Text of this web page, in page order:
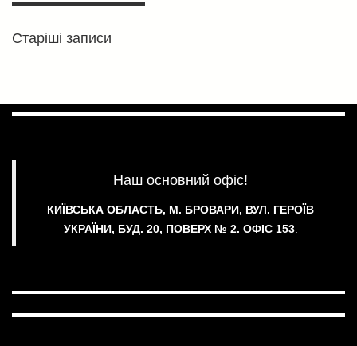
Навігація
записами
Старіші записи
Наш основний офіс!
КИЇВСЬКА ОБЛАСТЬ, М. БРОВАРИ, ВУЛ. ГЕРОЇВ
УКРАЇНИ, БУД. 20, ПОВЕРХ № 2. ОФІС 153.